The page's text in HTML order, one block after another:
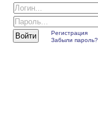
Регистрация
Забыли пароль?